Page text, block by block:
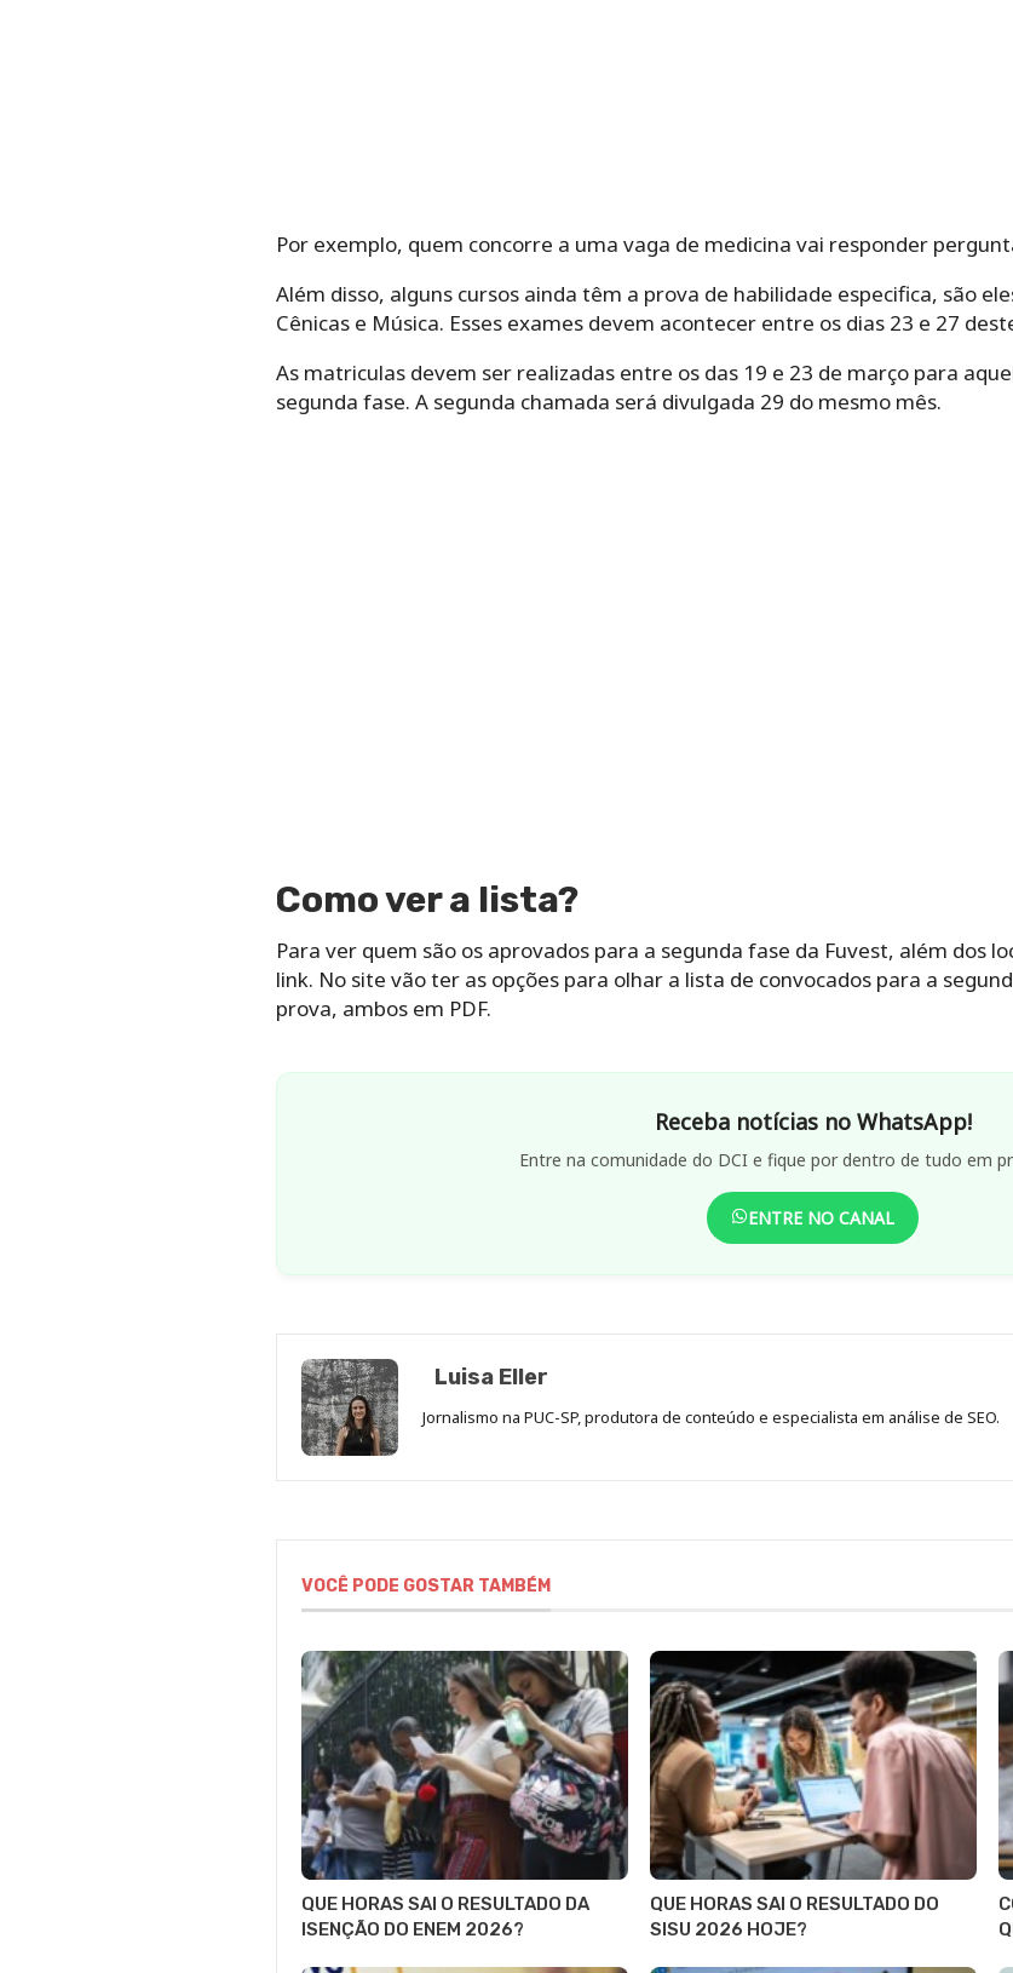
Por exemplo, quem concorre a uma vaga de medicina vai responder
Além disso, alguns cursos ainda têm a prova de habilidade especifica, são
Cênicas e Música. Esses exames devem acontecer entre os dias 23 e 27
As matriculas devem ser realizadas entre os das 19 e 23 de março para
segunda fase. A segunda chamada será divulgada 29 do mesmo mês.
Como ver a lista?
Para ver quem são os aprovados para a segunda fase da Fuvest, além dos
link. No site vão ter as opções para olhar a lista de convocados para a
prova, ambos em PDF.
Receba notícias no WhatsApp!
Entre na comunidade do DCI e fique por dentro de tudo em
ENTRE NO CANAL
Luisa Eller
Jornalismo na PUC-SP, produtora de conteúdo e especialista em análise de SEO.
VOCÊ PODE GOSTAR TAMBÉM
QUE HORAS SAI O RESULTADO DA
ISENÇÃO DO ENEM 2026?
QUE HORAS SAI O RESULTADO DO
SISU 2026 HOJE?